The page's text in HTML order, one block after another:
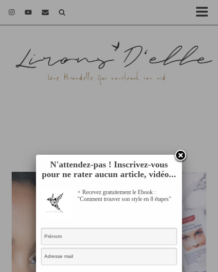
N'attendez-pas ! Inscrivez-vous
pour ne rater aucun article, vidéo...
+ Recevez gratuitement le Ebook :
"Comment trouver son style en 8 étapes"